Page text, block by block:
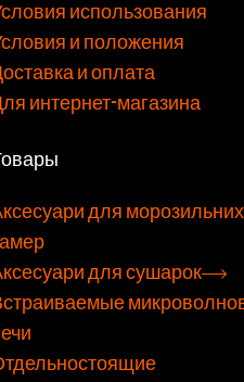
использования
и положения
и оплата
интернет-магазина
для морозильних
для сушарок